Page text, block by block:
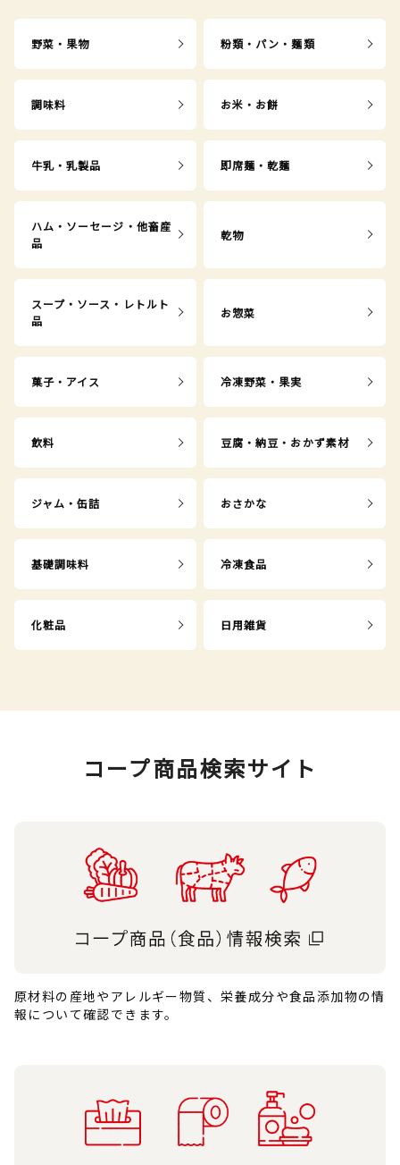
野菜・果物 粉類・パン・麺類
調味料 お米・お餅
牛乳・乳製品 即席麺・乾麺
ハム・ソーセージ・他畜産
品
乾物
スープ・ソース・レトルト
品
お惣菜
菓子・アイス 冷凍野菜・果実
飲料 豆腐・納豆・おかず素材
ジャム・缶詰 おさかな
基礎調味料 冷凍食品
化粧品 日用雑貨
コープ商品検索サイト
原材料の産地やアレルギー物質、栄養成分や食品添加物の情
報について確認できます。